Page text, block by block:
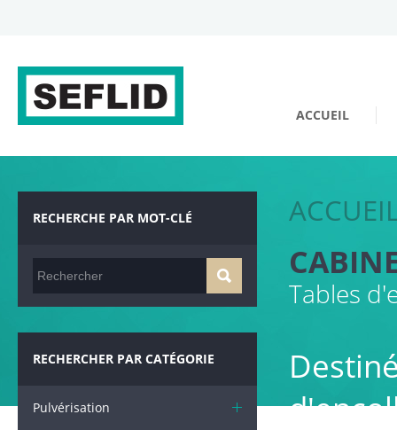
ACCUEIL
RECHERCHE PAR MOT-CLÉ
RECHERCHER PAR CATÉGORIE
Pulvérisation
Tables